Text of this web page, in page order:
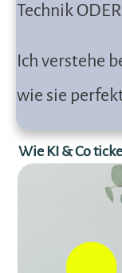
Technik
Ich verstehe
wie sie
Wie KI & Co